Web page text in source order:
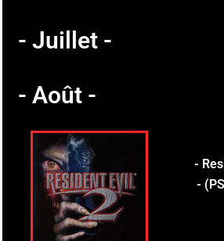
- Juillet -
- Août -
-
-